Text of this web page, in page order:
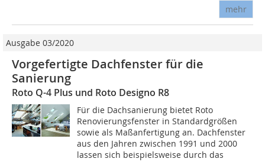
mehr
Ausgabe 03/2020
Vorgefertigte Dachfenster für die
Sanierung
Roto Q-4 Plus und Roto Designo R8
Für die Dachsanierung bietet Roto
Renovierungsfenster in Standardgrößen
sowie als Maßanfertigung an. Dachfenster
aus den Jahren zwischen 1991 und 2000
lassen sich beispielsweise durch das